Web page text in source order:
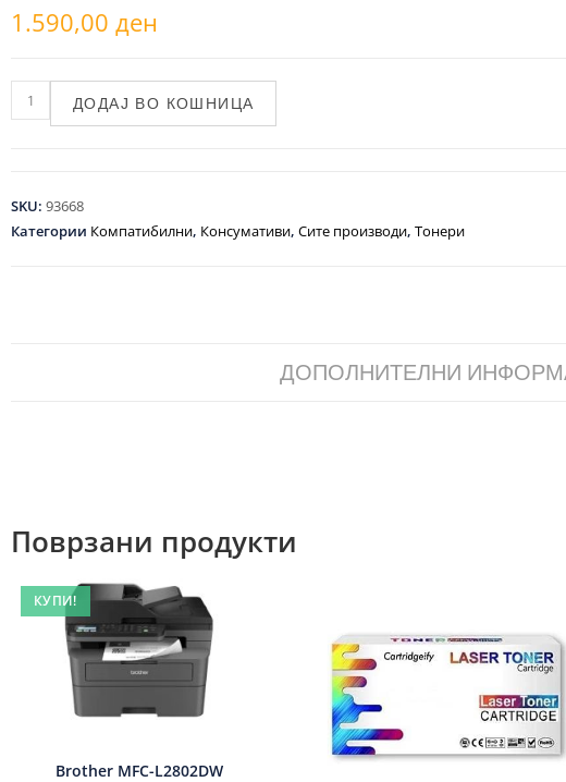
1.590,00 ден
ДОДАЈ ВО КОШНИЦА
SKU: 93668
Категории Компатибилни, Консумативи, Сите производи, Тонери
ДОПОЛНИТЕЛНИ
Поврзани продукти
КУПИ!
Brother MFC-L2802DW